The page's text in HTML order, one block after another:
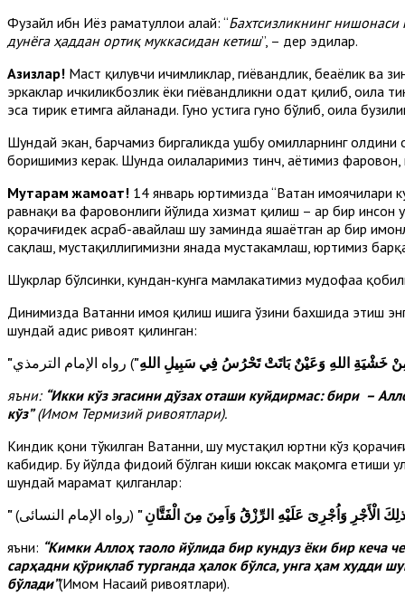
Фузайл ибн Иёз раҳматуллоҳи алайҳ: “Бахтсизликнинг
дунёга ҳаддан ортиқ муккасидан кетиш”, – дер эдилар.
Азизлар! Маст қилувчи ичимликлар, гиёҳвандлик, беҳаёлик
эркаклар ичкиликбозлик ёки гиёҳвандликни одат қилиб,
эса тирик етимга айланади. Гуноҳ устига гуноҳ бўлиб, оила
Шундай экан, барчамиз биргаликда ушбу омилларнинг
боришимиз керак. Шунда оилаларимиз тинч, ҳаётимиз
Муҳтарам жамоат! 14 январь юртимизда “Ватан
равнақи ва фаровонлиги йўлида хизмат қилиш – ҳар бир инсон
қорачиғидек асраб-авайлаш шу заминда яшаётган ҳар бир
сақлаш, мустақиллигимизни янада мустаҳкамлаш, юртимиз
Шукрлар бўлсинки, кундан-кунга мамлакатимиз мудофаа
Динимизда Ватанни ҳимоя қилиш ишига ўзини бахшида этиш
шундай ҳадис ривоят қилинган:
مِنْ خَشْيَةِ اللهِ وَعَيْنٌ بَاتَتْ تَحْرُسُ فِي سَبِيلِ اللهِ"
яъни: “Икки кўз эгасини дўзах оташи куйдирмас: бири –
кўз” (Имом Термизий ривоятлари).
Киндик қони тўкилган Ватанни, шу мустақил юртни кўз
кабидир. Бу йўлда фидоий бўлган киши юксак мақомга етиши
шундай марҳамат қилганлар:
الْأَجْرِ وَاُجْرِىَ عَلَيْهِ الرِّزْقُ وَاَمِنَ مِنَ الْفَتَّانِ "
яъни: “Кимки Аллоҳ таоло йўлида бир кундуз ёки бир кеча
сарҳадни қўриқлаб турганда ҳалок бўлса, унга ҳам
бўлади”(Имом Насаий ривоятлари).